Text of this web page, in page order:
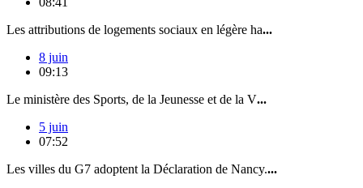
Les attributions de logements sociaux en légère ha...
8 juin
09:13
Le ministère des Sports, de la Jeunesse et de la V...
5 juin
07:52
Les villes du G7 adoptent la Déclaration de Nancy....